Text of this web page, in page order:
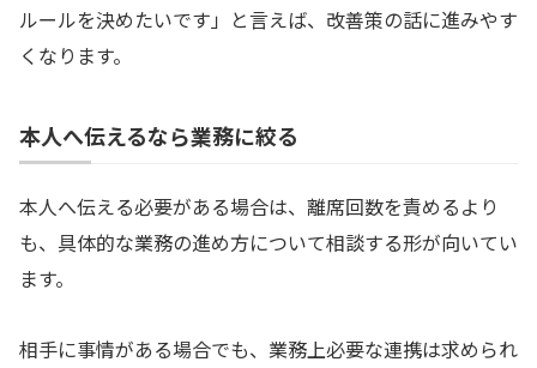
ルールを決めたいです」と言えば、改善策の話に進みやす
くなります。
本人へ伝えるなら業務に絞る
本人へ伝える必要がある場合は、離席回数を責めるより
も、具体的な業務の進め方について相談する形が向いてい
ます。
相手に事情がある場合でも、業務上必要な連携は求められ